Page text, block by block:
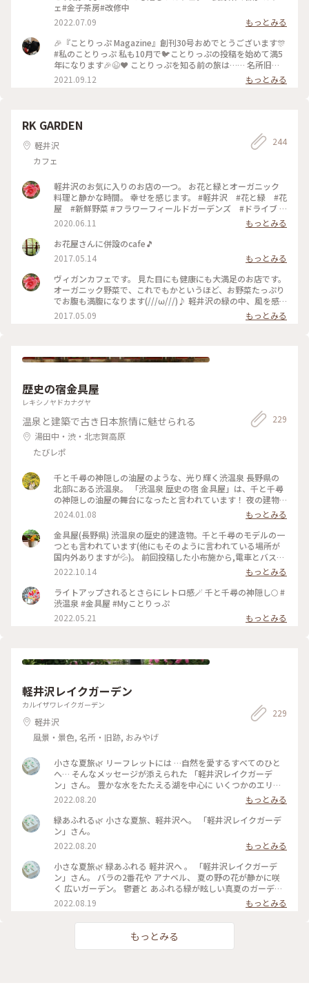
ェ#金子茶房#改修中
2022.07.09
もっとみる
🎉『ことりっぷ Magazine』創刊30号おめでとうございます🎊
#私のことりっぷ 私も10月で🐦️ことりっぷの投稿を始めて満5
年になります🎉😉❤️ ことりっぷを知る前の旅は…… 名所旧
跡、寺社、古道、祭……などを巡るのに忙しく、疲れるとお茶
しましょ……そんな旅でした。 ことりっぷを始めたばかりの
見られますよ(^_^)v ユーザーさんの投稿を見たときの衝撃🤩
うわっ(゜ロ゜; 何て素敵なカフェ☕️😌✨‼️ ちょうど諏訪大社巡
りをしたかったので、ここも予定に入れよう🎵 カフェを目的
にするなんて今までの旅にはなかったんですよ😆 それからの
旅は、素敵なカフェや食事処を旅の計画に入れることにしまし
チン接種が終了したので、これから活動開始です（~▽~＠）
♪♪♪ #諏訪大社上社本宮 #私のことりっぷ原点 #ここから旅
が変わった
2021.09.12 もっとみる
RK GARDEN
軽井沢
カフェ
244
軽井沢のお気に入りのお店の一つ。 お花と緑とオーガニック
料理と静かな時間。 幸せを感じます。 #軽井沢 #花と緑 #花
屋 #新鮮野菜 #フラワーフィールドガーデンズ #ドライブ #
2020.06.11
もっとみる
お花屋さんに併設のcafe🎵
2017.05.14
もっとみる
ヴィガンカフェです。 見た目にも健康にも大満足のお店です。
オーガニック野菜で、これでもかというほど、お野菜たっぷり
でお腹も満腹になります(///ω///)♪ 軽井沢の緑の中、風を感
じながら、ゆったり朝食が楽しめます❤ #かおる #野菜 #オ
ーガニック野菜 #朝食 #軽井沢 #風 #緑 #カフェ #自
2017.05.09 もっとみる
歴史の宿金具屋
レキシノヤドカナグヤ
温泉と建築で古き日本旅情に魅せられる
湯田中・渋・北志賀高原
たびレポ
229
千と千尋の神隠しの油屋のような、光り輝く渋温泉 長野県の
北部にある渋温泉。 「渋温泉 歴史の宿 金具屋」は、千と千尋
の神隠しの油屋の舞台になったと言われています！ 夜の建物
は、本当に綺麗でした...！✨️ 渋温泉は、9つの外湯があり、「9
湯めぐり」ができます！ 熱い温泉に浸かって、寒い外気にあた
って、綺麗な夜景を眺めて... そんな素敵な冬を過ごすことが出
来ました☃❄ #冬の旅 #ベストトリップ2023 #私のことりっぷ
旅 #渋温泉 #長野旅行 #金具屋
2024.01.08
もっとみる
金具屋(長野県) 渋温泉の歴史的建造物。千と千尋のモデルの一
つとも言われています(他にもそのように言われている場所が
国内外ありますが💦)。 前回投稿した小布施から,電車とバスで
移動できる,ここ渋温泉。外湯めぐりもそれぞれの湯ごとに効
能が異なるとされ,湯比べも楽しい温泉街です。是非とも小布
施の栗めぐりと共に秋を感じてほしいモデルルートです😊✨ #
秋いろとりどり #Myことりっぷ #長野県 #渋温泉#金具屋#温泉
2022.10.14
もっとみる
ライトアップされるとさらにレトロ感🪄 千と千尋の神隠し🌕 #
渋温泉 #金具屋 #Myことりっぷ
2022.05.21
もっとみる
軽井沢レイクガーデン
カルイザワレイクガーデン
軽井沢
風景・景色, 名所・旧跡, おみやげ
229
小さな夏旅🌿 リーフレットには …自然を愛するすべてのひと
へ… そんなメッセージが添えられた 「軽井沢レイクガーデ
ン」さん。 豊かな水をたたえる湖を中心に いくつかのエリア
のある 広い広いガーデン。 湖にかかる めがね橋や架け橋を渡
りながら、 夏の宿根草の咲く小道を 歩きながら、、 自然を心
いっぱい感じる ナチュラルガーデン。 途中の架け橋からの 青
空が映り込んだ眺めの 美しいこと。。 バラのシーズンの見事
さは… 想像するだけで 気持ちも華やぐ。 敷地内には、ショッ
プやカフェ レストランのあるマナーハウスも。。 #夏旅#軽井
沢#軽井沢レイクガーデン#ナチュラルガーデン#緑あふれる#
ゆるり花さんぽ#私のことりっぷ2022 #アートみたいな景色
#Myことりっぷ
2022.08.20
もっとみる
緑あふれる🌿 小さな夏旅、軽井沢へ。 「軽井沢レイクガーデ
ン」さん。
2022.08.20
もっとみる
小さな夏旅🌿 緑あふれる 軽井沢へ 。 「軽井沢レイクガーデ
ン」さん。 バラの2番花や アナベル、 夏の野の花が静かに咲
く 広いガーデン。 鬱蒼と あふれる緑が眩しい真夏のガーデ
ン。 湖の周りを くるりとひとまわりも… 暑くて ちょっと足早
に。。 ふと思い立っての 小さな旅、 もすこし涼しいはず？だ
ったんだけどな。。（笑） #夏旅#軽井沢#緑あふれる#軽井沢
レイクガーデン#避暑地のはずが笑#ゆるり花さんぽ#私のこと
りっぷ2022 #アートみたいな景色 #Myことりっぷ
2022.08.19 もっとみる
もっとみる